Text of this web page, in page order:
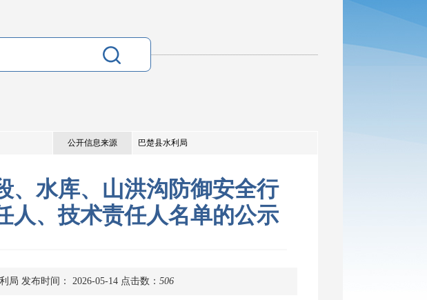
公开信息来源 巴楚县水利局
、水库、山洪沟防御安全行
人、技术责任人名单的公示
局 发布时间： 2026-05-14 点击数： 506